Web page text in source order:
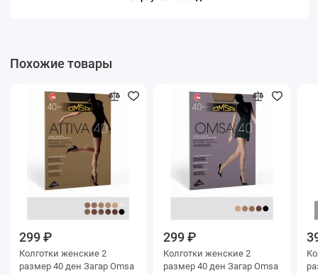
Похожие товары
299 ₽
Колготки женские 2
размер 40 ден Загар Omsa
299 ₽
Колготки женские 2
размер 40 ден Загар Omsa